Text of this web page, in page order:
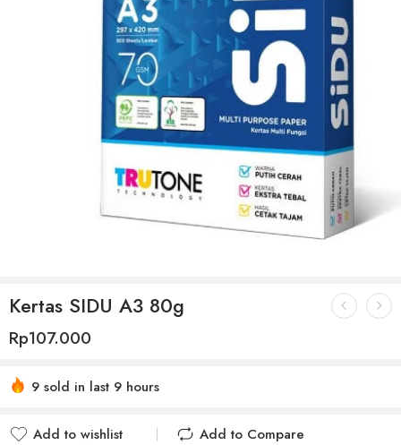
Kertas SIDU A3 80g
Rp107.000
9 sold in last 9 hours
Add to wishlist
Add to Compare